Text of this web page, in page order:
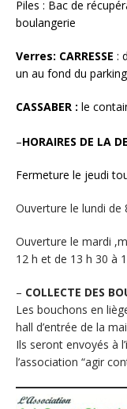
Piles : Bac de
boulangerie
Verres: CARRESSE :
un au fond du
CASSABER : le
–HORAIRES DE LA
Fermeture le jeudi
Ouverture le lundi de
Ouverture le mardi
12 h et de 13 h 30 à
– COLLECTE DES
Les bouchons en
hall d’entrée de la
Ils seront envoyés à
l’association “agir